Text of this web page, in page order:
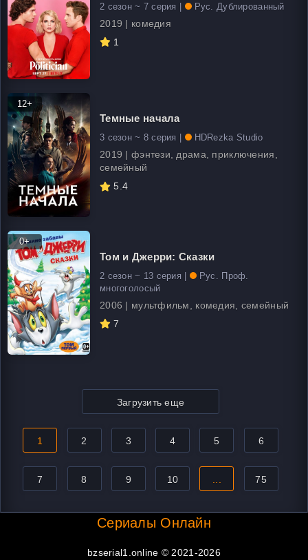
2 сезон ~ 7 серия | Рус. Дублированный
2019 | комедия
1
12+
Темные начала
3 сезон ~ 8 серия | HDRezka Studio
2019 | фэнтези, драма, приключения,
семейный
5.4
0+
Том и Джерри: Сказки
2 сезон ~ 13 серия |
Рус. Проф.
многоголосый
2006 | мультфильм, комедия, семейный
7
Загрузить еще
1 2 3 4 5 6
7 8 9 10 75
Сериалы Онлайн
bzserial1.online © 2021-2026